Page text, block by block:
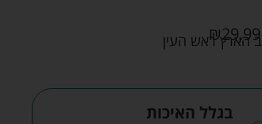
₪29.99
בגלל האיכות